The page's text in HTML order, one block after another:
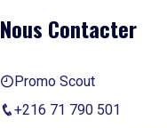
Nous Contacter
Promo Scout
+216 71 790 501